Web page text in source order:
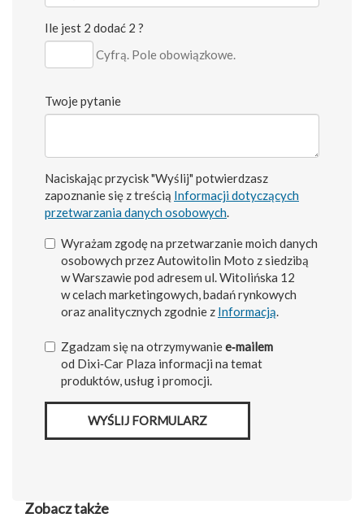
Ile jest 2 dodać 2 ?
Cyfrą. Pole obowiązkowe.
Twoje pytanie
Naciskając przycisk "Wyślij" potwierdzasz
zapoznanie się z treścią Informacji dotyczących
przetwarzania danych osobowych.
Wyrażam zgodę na przetwarzanie moich danych
osobowych przez Autowitolin Moto z siedzibą
w Warszawie pod adresem ul. Witolińska 12
w celach marketingowych, badań rynkowych
oraz analitycznych zgodnie z Informacją.
Zgadzam się na otrzymywaniee‑mailem
od Dixi‑Car Plaza informacji na temat
produktów, usług i promocji.
WYŚLIJ FORMULARZ
Zobacz także